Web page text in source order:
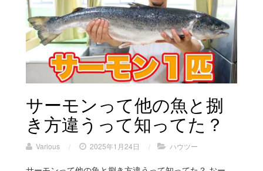
サーモンって他の魚と捌
き方違うって知ってた？
Various / 2025年1月24日 / ハウツー